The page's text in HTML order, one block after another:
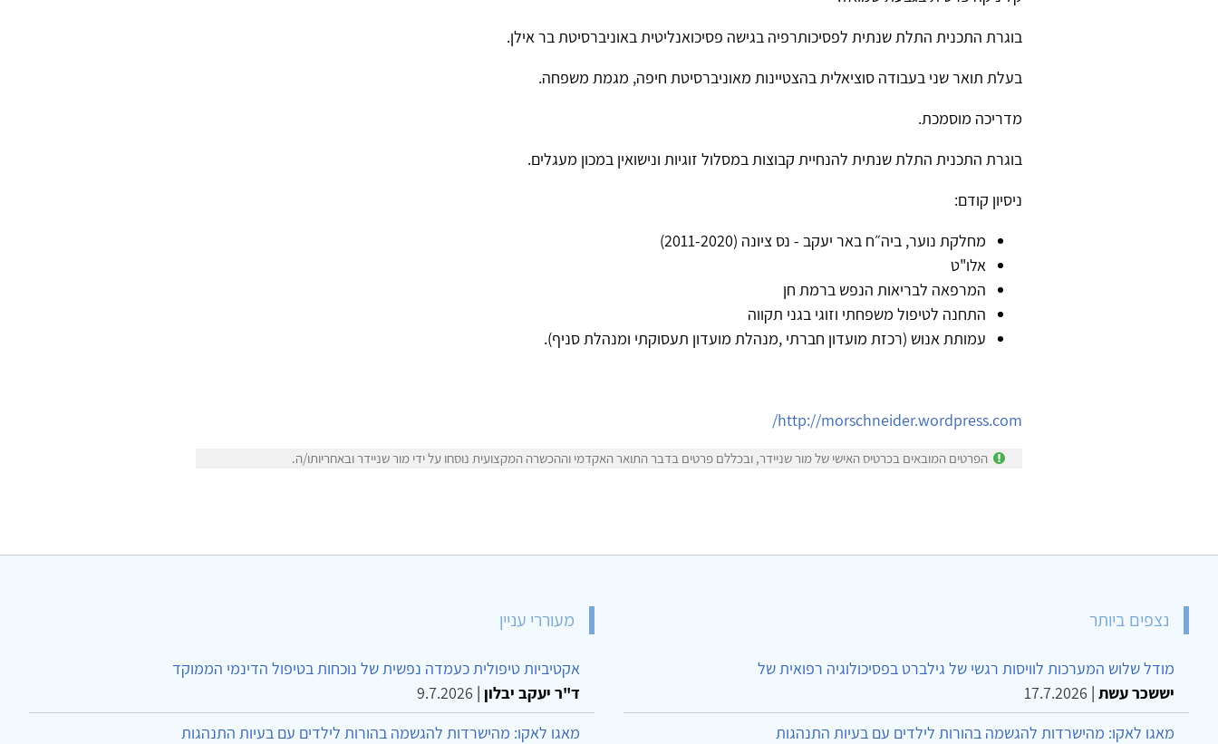
בוגרת התכנית התלת שנתית לפסיכותרפיה בגישה פסיכואנליטית באוניברסיטת בר אילן.
בעלת תואר שני בעבודה סוציאלית בהצטיינות מאוניברסיטת חיפה, מגמת משפחה.
מדריכה מוסמכת.
בוגרת התכנית התלת שנתית להנחיית קבוצות במסלול זוגיות ונישואין במכון מעגלים.
ניסיון קודם:
מחלקת נוער, ביה״ח באר יעקב - נס ציונה (2011-2020)
אלו"ט
המרפאה לבריאות הנפש ברמת חן
התחנה לטיפול משפחתי וזוגי בגני תקווה
עמותת אנוש (רכזת מועדון חברתי ,מנהלת מועדון תעסוקתי ומנהלת סניף).
http://morschneider.wordpress.com/
הפרטים המובאים בכרטיס האישי של מור שניידר, ובכללם פרטים בדבר התואר האקדמי וההכשרה המקצועית נוסחו על ידי מור שניידר ובאחריותו/ה.
נצפים ביותר
מודל שלוש המערכות לוויסות רגשי של גילברט בפסיכולוגיה רפואית של
יששכר עשת |
17.7.2026
מאגו לאקו: מהישרדות להגשמה בהורות לילדים עם בעיות התנהגות
מעוררי עניין
אקטיביות טיפולית כעמדה נפשית של נוכחות בטיפול הדינמי הממוקד
ד"ר יעקב יבלון |
9.7.2026
מאגו לאקו: מהישרדות להגשמה בהורות לילדים עם בעיות התנהגות